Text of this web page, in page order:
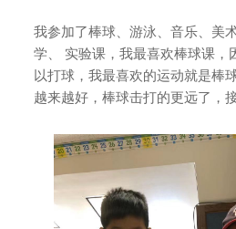
我参加了棒球、游泳、音乐、美
学、 实验课，我最喜欢棒球课，
以打球，我最喜欢的运动就是棒
越来越好，棒球击打的更远了，